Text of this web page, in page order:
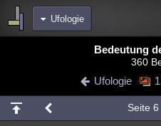
Ufologie
Chat Wiki Neuigkeiten
meine Rubriken
Bedeutung
360
Ufologie
Seite 6